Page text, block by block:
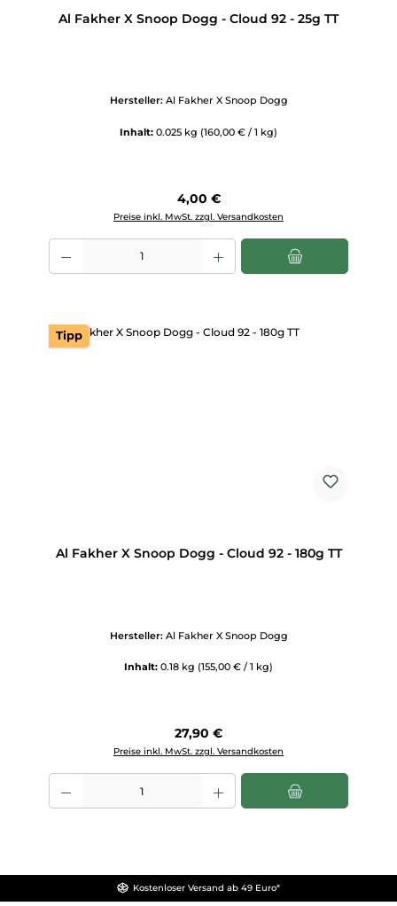
Al Fakher X Snoop Dogg - Cloud 92 - 25g TT
Hersteller: Al Fakher X Snoop Dogg
Inhalt: 0.025 kg (160,00 € / 1 kg)
Regulärer Preis:
4,00 €
Preise inkl. MwSt. zzgl. Versandkosten
Produkt Anzahl: Gib den gewünschten Wert ein oder benutze die
Tipp
Al Fakher X Snoop Dogg - Cloud 92 - 180g TT
Hersteller: Al Fakher X Snoop Dogg
Inhalt: 0.18 kg (155,00 € / 1 kg)
Regulärer Preis:
27,90 €
Preise inkl. MwSt. zzgl. Versandkosten
Produkt Anzahl: Gib den gewünschten Wert ein oder benutze die
Kostenloser Versand ab 49 Euro*